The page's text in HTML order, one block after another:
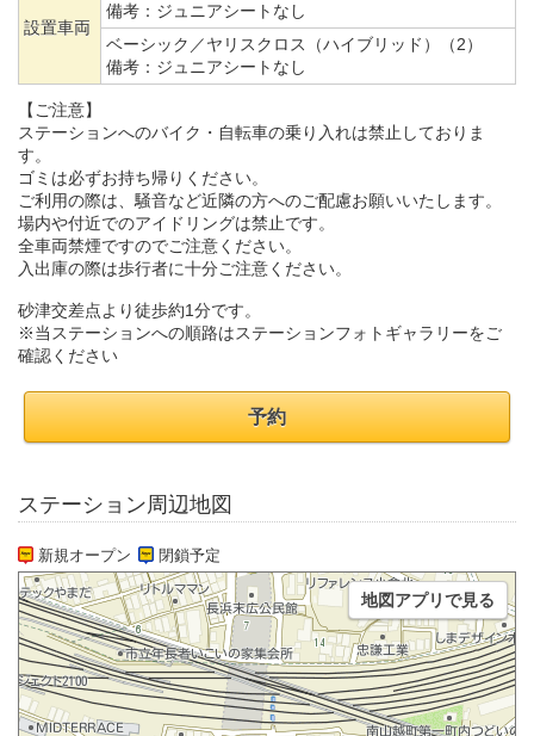
設置車両
備考： ジュニアシートなし
ベーシック／ヤリスクロス（ハイブリッド）（2）
備考： ジュニアシートなし
【ご注意】
ステーションへのバイク・自転車の乗り入れは禁止しておりま
す。
ゴミは必ずお持ち帰りください。
ご利用の際は、騒音など近隣の方へのご配慮お願いいたします。
場内や付近でのアイドリングは禁止です。
全車両禁煙ですのでご注意ください。
入出庫の際は歩行者に十分ご注意ください。
砂津交差点より徒歩約1分です。
※当ステーションへの順路はステーションフォトギャラリーをご
確認ください
予約
ステーション周辺地図
新規オープン 閉鎖予定
地図アプリで見る